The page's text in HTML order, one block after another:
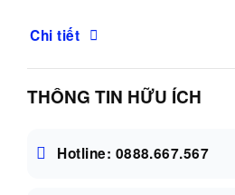
Chi tiết
THÔNG TIN HỮU ÍCH
Hotline: 0888.667.567